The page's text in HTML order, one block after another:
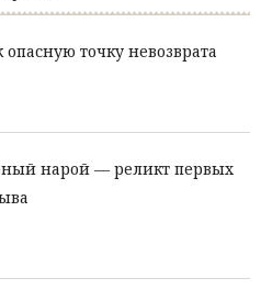
точку невозврата
нарой — реликт первых